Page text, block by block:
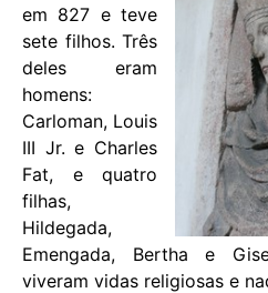
em 827 e teve
sete filhos. Três
deles eram
homens:
Carloman, Louis
III Jr. e Charles
Fat, e quatro
filhas,
Hildegada,
Emengada, Bertha e
viveram vidas religiosas e